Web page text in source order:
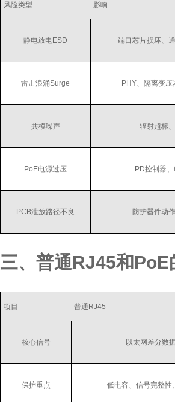
风险类型 影响
静电放电ESD 端口芯片损坏、
雷击浪涌Surge PHY、隔离变
共模噪声 辐射超标
PoE电源过压 PD控制器
PCB泄放路径不良 防护器件动
三、普通RJ45和PoE
项目 普通RJ45
核心信号 以太网差分数
保护重点 低电容、信号完整性